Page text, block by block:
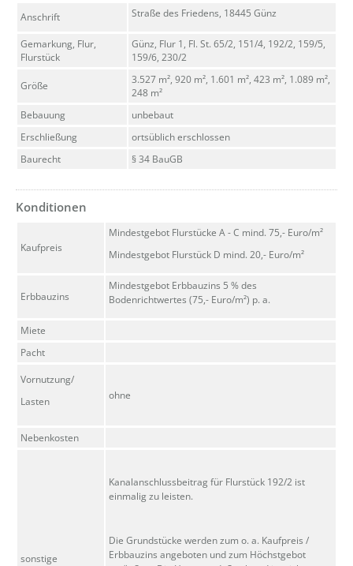
Anschrift Straße des Friedens, 18445 Günz
Gemarkung, Flur,
Flurstück
Günz, Flur 1, Fl. St. 65/2, 151/4, 192/2, 159/5,
159/6, 230/2
Größe
3.527 m², 920 m², 1.601 m², 423 m², 1.089 m²,
248 m²
Bebauung
unbebaut
Erschließung
ortsüblich erschlossen
Baurecht
§ 34 BauGB
??? absaetzeUnten[2]/titel ???
Konditionen
Kaufpreis
Mindestgebot Flurstücke A - C mind. 75,- Euro/m²
Mindestgebot Flurstück D mind. 20,- Euro/m²
Erbbauzins
Mindestgebot Erbbauzins 5 % des
Bodenrichtwertes (75,- Euro/m²) p. a.
Miete
Pacht
Vornutzung/
Lasten
ohne
Nebenkosten
sonstige
Kanalanschlussbeitrag für Flurstück 192/2 ist
einmalig zu leisten.
Die Grundstücke werden zum o. a. Kaufpreis /
Erbbauzins angeboten und zum Höchstgebot